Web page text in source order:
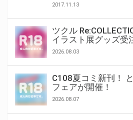
2017.11.13
ツクル
イラスト展グッズ受
2026.08.03
C108夏コミ新刊！
フェアが開催！
2026.08.07